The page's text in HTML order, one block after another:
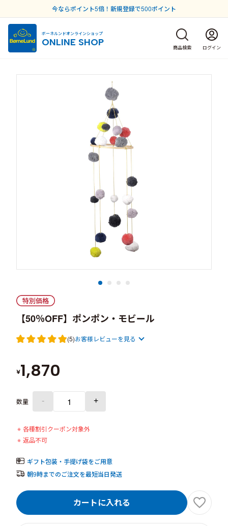
今ならポイント5倍！新規登録で500ポイント
ボーネルンドオンラインショップ
ONLINE SHOP 商品検索 ログイン
【50％OFF】ポンポン・モビール
(5)お客様レビューを見る
¥1,870
数量 - +
各種割引クーポン対象外
返品不可
ギフト包装・手提げ袋をご用意
朝9時までのご注文を最短当日発送
カートに入れる